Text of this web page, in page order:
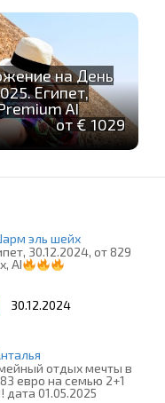
на День
Египет,
AI
от € 1029
эль шейх
30.12.2024, от 829
AI
30.12.2024
отдых мечты в
евро на семью 2+1
дата 01.05.2025